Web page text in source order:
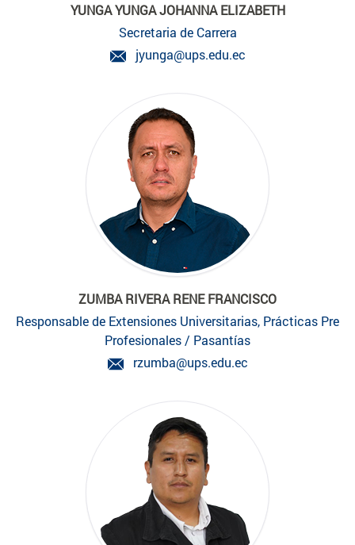
YUNGA YUNGA JOHANNA ELIZABETH
Secretaria de Carrera
jyunga@ups.edu.ec
ZUMBA RIVERA RENE FRANCISCO
Responsable de Extensiones Universitarias, Prácticas Pre
Profesionales / Pasantías
rzumba@ups.edu.ec